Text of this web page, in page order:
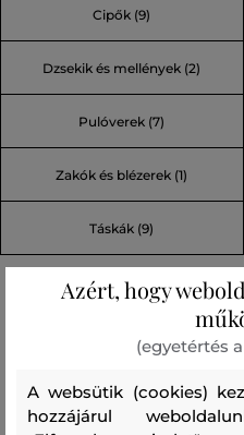
Cipők (9)
Dzsekik és mellények (2)
Pulóverek (7)
Zakók és blézerek (1)
Táskák (9)
Azért, hogy
(egyetértés
A websütik (cookies)
hozzájárul